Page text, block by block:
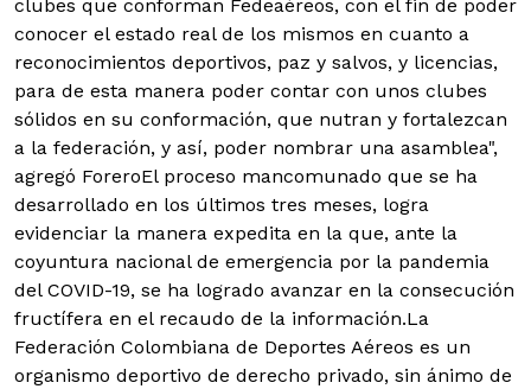
clubes que conforman Fedeaéreos, con el fin de poder
conocer el estado real de los mismos en cuanto a
reconocimientos deportivos, paz y salvos, y licencias,
para de esta manera poder contar con unos clubes
sólidos en su conformación, que nutran y fortalezcan
a la federación, y así, poder nombrar una asamblea",
agregó ForeroEl proceso mancomunado que se ha
desarrollado en los últimos tres meses, logra
evidenciar la manera expedita en la que, ante la
coyuntura nacional de emergencia por la pandemia
del COVID-19, se ha logrado avanzar en la consecución
fructífera en el recaudo de la información.La
Federación Colombiana de Deportes Aéreos es un
organismo deportivo de derecho privado, sin ánimo de